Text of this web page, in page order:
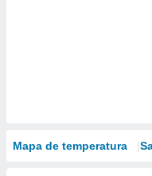
Mapa de temperatura